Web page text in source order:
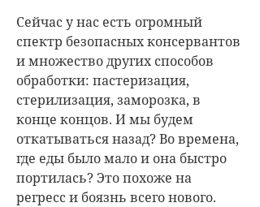
Сейчас у нас есть огромный
спектр безопасных консервантов
и множество других способов
обработки: пастеризация,
стерилизация, заморозка, в
конце концов. И мы будем
откатываться назад? Во времена,
где еды было мало и она быстро
портилась? Это похоже на
регресс и боязнь всего нового.